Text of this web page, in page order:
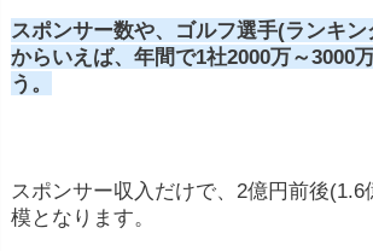
スポンサー数や、ゴルフ選手(ランキ
からいえば、年間で1社2000万～3000
う。
スポンサー収入だけで、2億円前後(1.6
模となります。